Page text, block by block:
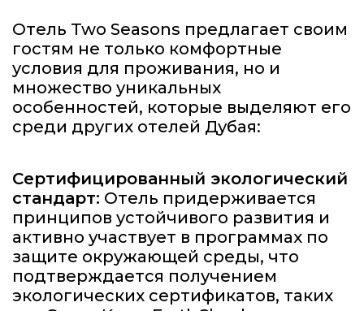
Отель Two Seasons предлагает своим
гостям не только комфортные
условия для проживания, но и
множество уникальных
особенностей, которые выделяют его
среди других отелей Дубая:
Сертифицированный экологический
стандарт: Отель придерживается
принципов устойчивого развития и
активно участвует в программах по
защите окружающей среды, что
подтверждается получением
экологических сертификатов, таких